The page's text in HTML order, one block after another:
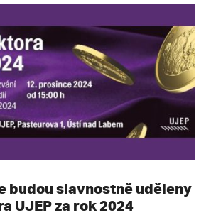
budou slavnostně uděleny
UJEP za rok 2024